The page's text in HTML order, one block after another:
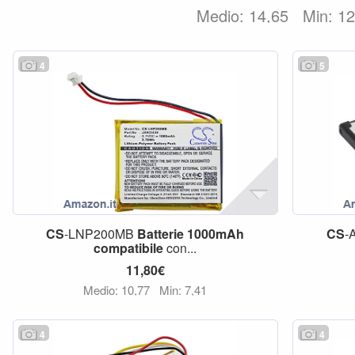
Medio: 14,65
Min:
4
CS-LNP200MB Batterie 1000mAh
compatibilecon...
11,80€
Medio: 10,77 Min: 7,41
5
CS-
4 4